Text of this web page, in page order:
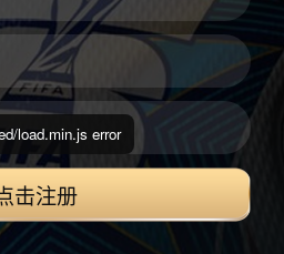
击注册
load.min.js error